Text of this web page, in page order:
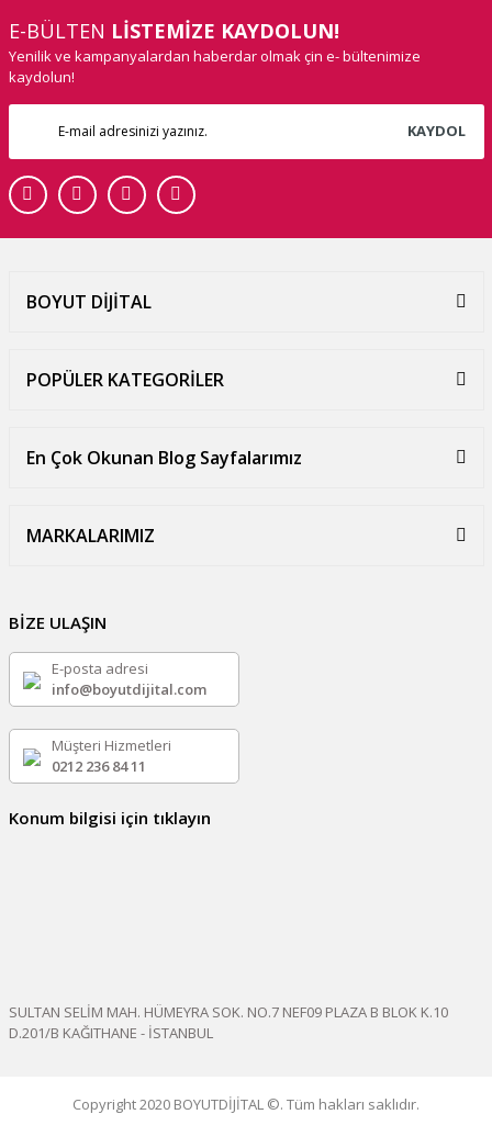
E-BÜLTEN LİSTEMİZE KAYDOLUN!
Yenilik ve kampanyalardan haberdar olmak çin e- bültenimize
kaydolun!
KAYDOL
BOYUT DİJİTAL
POPÜLER KATEGORİLER
En Çok Okunan Blog Sayfalarımız
MARKALARIMIZ
BİZE ULAŞIN
E-posta adresi
info@boyutdijital.com
Müşteri Hizmetleri
0212 236 84 11
Konum bilgisi için tıklayın
SULTAN SELİM MAH. HÜMEYRA SOK. NO.7 NEF09 PLAZA B BLOK K.10
D.201/B KAĞITHANE - İSTANBUL
Copyright 2020 BOYUTDİJİTAL ©. Tüm hakları saklıdır.